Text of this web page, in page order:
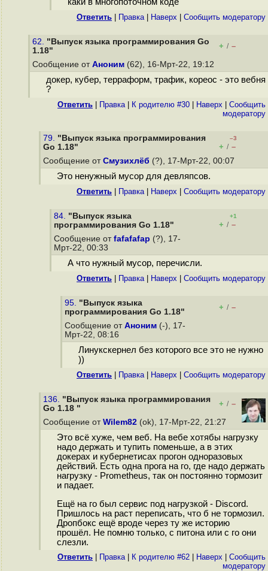
каки в многопоточном коде
Ответить Правка| Наверх Cообщить модератору
62. "Выпуск языка программирования Go
1.18"
+ / –
Сообщение от Аноним (62), 16-Мрт-22, 19:12
докер, кубер, терраформ, трафик, кореос - это вебня
?
Ответить Правка| К родителю #30 Наверх
Cообщить
модератору
79. "Выпуск языка программирования
Go 1.18"
–3
+ / –
Сообщение от Смузихлёб (?), 17-Мрт-22, 00:07
Это ненужный мусор для девляпсов.
Ответить Правка| Наверх Cообщить модератору
84. "Выпуск языка
программирования Go 1.18"
+1
+ / –
Сообщение от fafafafap (?), 17-
Мрт-22, 00:33
А что нужный мусор, перечисли.
Ответить Правка| Наверх Cообщить модератору
95. "Выпуск языка
программирования Go 1.18"
+ / –
Сообщение от Аноним (-), 17-
Мрт-22, 08:16
Линукскернел без которого все это не нужно
))
Ответить Правка| Наверх Cообщить модератору
136. "Выпуск языка программирования
Go 1.18 "
+ / –
Сообщение от Wilem82 (ok), 17-Мрт-22, 21:27
Это всё хуже, чем веб. На вебе хотябы нагрузку
надо держать и тупить поменьше, а в этих
докерах и кубернетисах прогон одноразовых
действий. Есть одна прога на го, где надо держать
нагрузку - Prometheus, так он постоянно тормозит
и падает.
Ещё на го был сервис под нагрузкой - Discord.
Пришлось на раст переписать, что б не тормозил.
Дропбокс ещё вроде через ту же историю
прошёл. Не помню только, с питона или с го они
слезли.
Ответить Правка| К родителю #62 Наверх
Cообщить
модератору